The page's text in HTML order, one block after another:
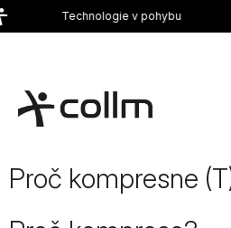
Přejít
na
Technologie v pohybu
Proč kompresne